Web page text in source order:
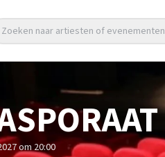
Zoeken naar artiesten of evenementen
om 20:00